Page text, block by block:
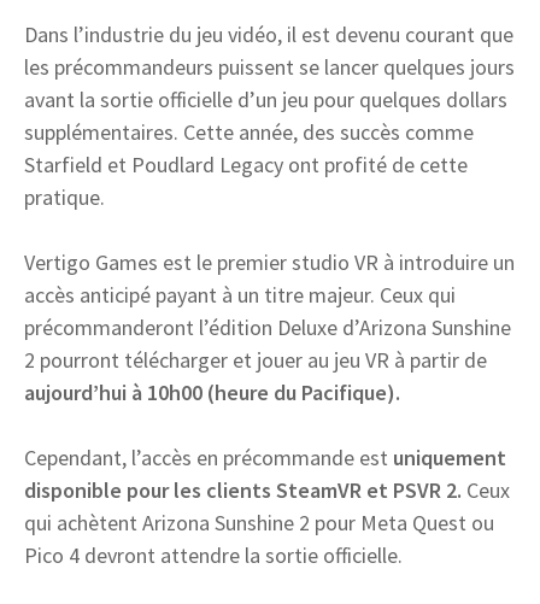
Dans l’industrie du jeu vidéo, il est devenu courant que
les précommandeurs puissent se lancer quelques jours
avant la sortie officielle d’un jeu pour quelques dollars
supplémentaires. Cette année, des succès comme
Starfield et Poudlard Legacy ont profité de cette
pratique.
Vertigo Games est le premier studio VR à introduire un
accès anticipé payant à un titre majeur. Ceux qui
précommanderont l’édition Deluxe d’Arizona Sunshine
2 pourront télécharger et jouer au jeu VR à partir de
aujourd’hui à 10h00 (heure du Pacifique).
Cependant, l’accès en précommande est uniquement
disponible pour les clients SteamVR et PSVR 2. Ceux
qui achètent Arizona Sunshine 2 pour Meta Quest ou
Pico 4 devront attendre la sortie officielle.